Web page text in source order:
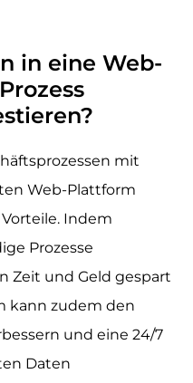
in eine Web-
mit
Web-Plattform
Indem
Prozesse
Zeit und Geld gespart
kann zudem den
und eine 24/7
Daten